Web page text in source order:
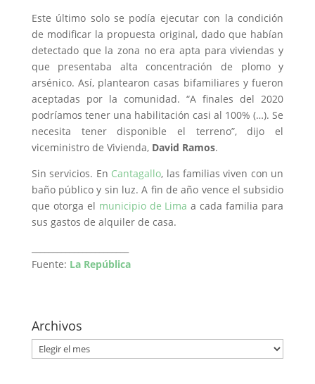
Este último solo se podía ejecutar con la condición
de modificar la propuesta original, dado que habían
detectado que la zona no era apta para viviendas y
que presentaba alta concentración de plomo y
arsénico. Así, plantearon casas bifamiliares y fueron
aceptadas por la comunidad. “A finales del 2020
podríamos tener una habilitación casi al 100% (…). Se
necesita tener disponible el terreno”, dijo el
viceministro de Vivienda, David Ramos.
Sin servicios. En Cantagallo, las familias viven con un
baño público y sin luz. A fin de año vence el subsidio
que otorga el municipio de Limaa cada familia para
sus gastos de alquiler de casa.
Fuente: La República
Archivos
Archivos